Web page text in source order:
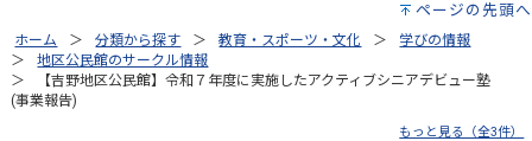
ページの先頭へ
ホーム 分類から探す 教育・スポーツ・文化
学びの情報
地区公民館のサークル情報
【吉野地区公民館】令和７年度に実施したアクティブシニアデビュー塾
(事業報告)
もっと見る（全3件）